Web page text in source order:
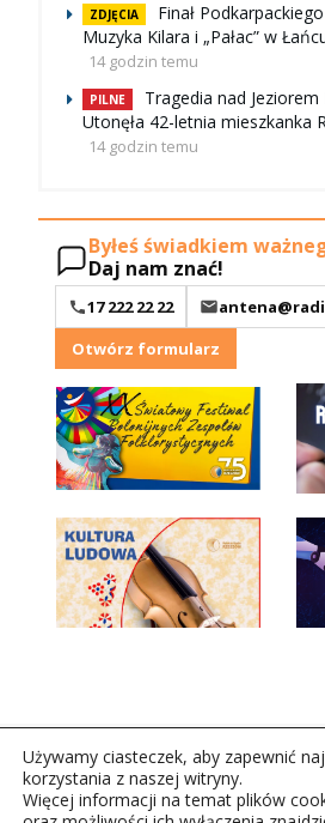
ZDJĘCIA
Finał
Muzyka Kilara i „Pałac” w
14 godzin temu
PILNE
Tragedia nad
Utonęła 42-letnia mieszkanka
14 godzin temu
Byłeś świadkiem
Daj nam znać!
17 222 22 22
Otwórz formularz
Używamy ciasteczek, aby zapewnić
korzystania z naszej witryny.
Więcej informacji na temat plików